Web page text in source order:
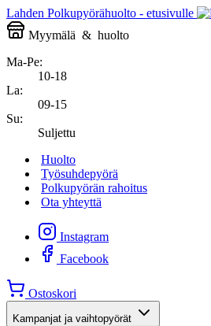
Lahden Polkupyörähuolto - etusivulle
Myymälä & huolto
Ma-Pe:
10-18
La:
09-15
Su:
Suljettu
Huolto
Työsuhdepyörä
Polkupyörän rahoitus
Ota yhteyttä
Instagram
Facebook
Ostoskori
Kampanjat ja vaihtopyörät